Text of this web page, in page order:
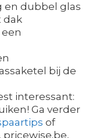
en dubbel glas
dak
bij de
interessant:
Ga verder
of